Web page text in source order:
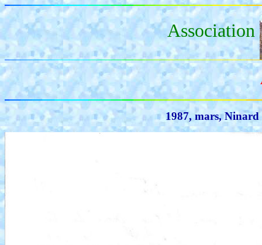
Association
1987, mars,